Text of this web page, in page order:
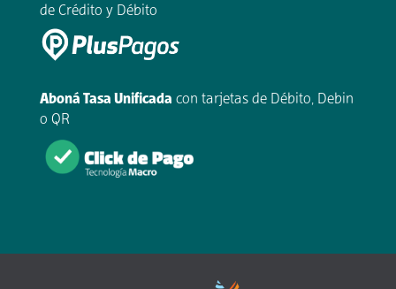
de Crédito y Débito
Aboná Tasa Unificada con tarjetas de Débito, Debin
o QR